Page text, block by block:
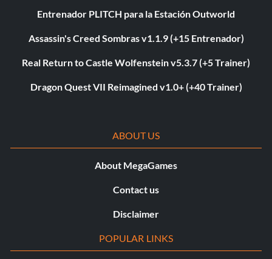
Entrenador PLITCH para la Estación Outworld
Assassin's Creed Sombras v1.1.9 (+15 Entrenador)
Real Return to Castle Wolfenstein v5.3.7 (+5 Trainer)
Dragon Quest VII Reimagined v1.0+ (+40 Trainer)
ABOUT US
About MegaGames
Contact us
Disclaimer
POPULAR LINKS